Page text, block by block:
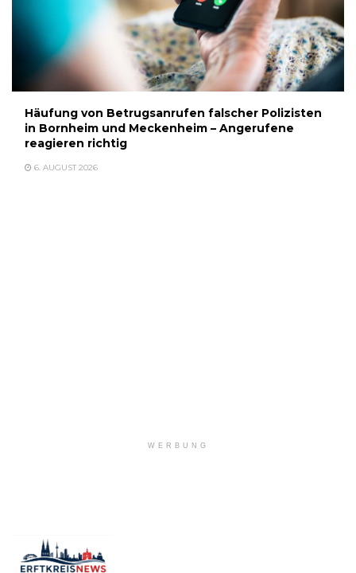
Häufung von Betrugsanrufen falscher Polizisten
in Bornheim und Meckenheim – Angerufene
reagieren richtig
6. AUGUST 2026
WERBUNG